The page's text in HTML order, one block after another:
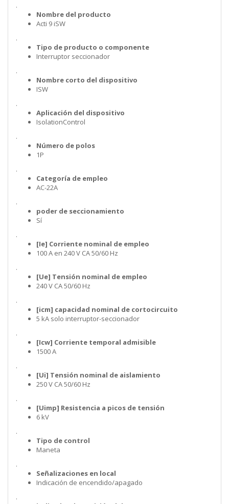
.
Nombre del producto
Acti 9 iSW
.
Tipo de producto o componente
Interruptor seccionador
.
Nombre corto del dispositivo
ISW
.
Aplicación del dispositivo
IsolationControl
.
Número de polos
1P
.
Categoría de empleo
AC-22A
.
poder de seccionamiento
Sí
.
[Ie] Corriente nominal de empleo
100 A en 240 V CA 50/60 Hz
.
[Ue] Tensión nominal de empleo
240 V CA 50/60 Hz
.
[icm] capacidad nominal de cortocircuito
5 kA solo interruptor-seccionador
.
[Icw] Corriente temporal admisible
1500 A
.
[Ui] Tensión nominal de aislamiento
250 V CA 50/60 Hz
.
[Uimp] Resistencia a picos de tensión
6 kV
.
Tipo de control
Maneta
.
Señalizaciones en local
Indicación de encendido/apagado
.